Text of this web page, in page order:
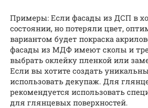
Примеры: Если фасады из ДСП в
состоянии, но потеряли цвет,
вариантом будет покраска
фасады из МДФ имеют сколы и
выбрать оклейку пленкой или
Если вы хотите создать
использовать декупаж. Для
рекомендуется использовать
для глянцевых поверхностей.